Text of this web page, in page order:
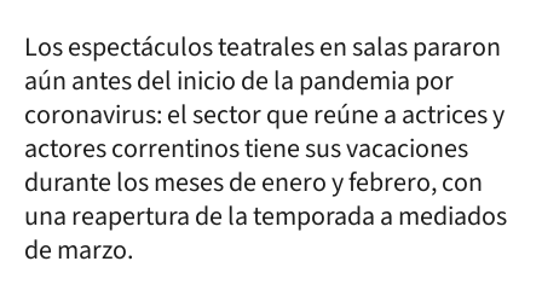
Los espectáculos teatrales en salas pararon
aún antes del inicio de la pandemia por
coronavirus: el sector que reúne a actrices y
actores correntinos tiene sus vacaciones
durante los meses de enero y febrero, con
una reapertura de la temporada a mediados
de marzo.